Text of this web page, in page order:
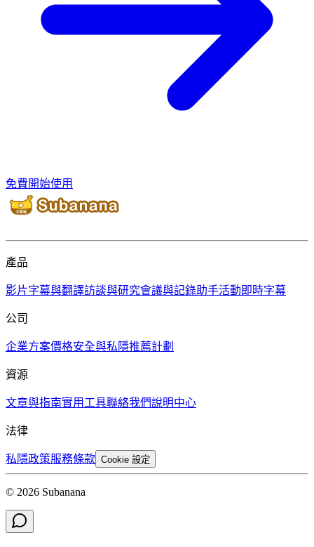
免費開始使用
產品
影片字幕與翻譯訪談與研究會議與記錄助手活動即時字幕
公司
企業方案價格安全與私隱推薦計劃
資源
文章與指南實用工具聯絡我們說明中心
法律
私隱政策服務條款 Cookie 設定
© 2026 Subanana